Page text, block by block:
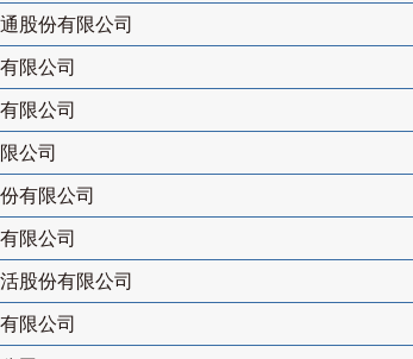
股份有限公司
限公司
限公司
公司
有限公司
限公司
股份有限公司
限公司